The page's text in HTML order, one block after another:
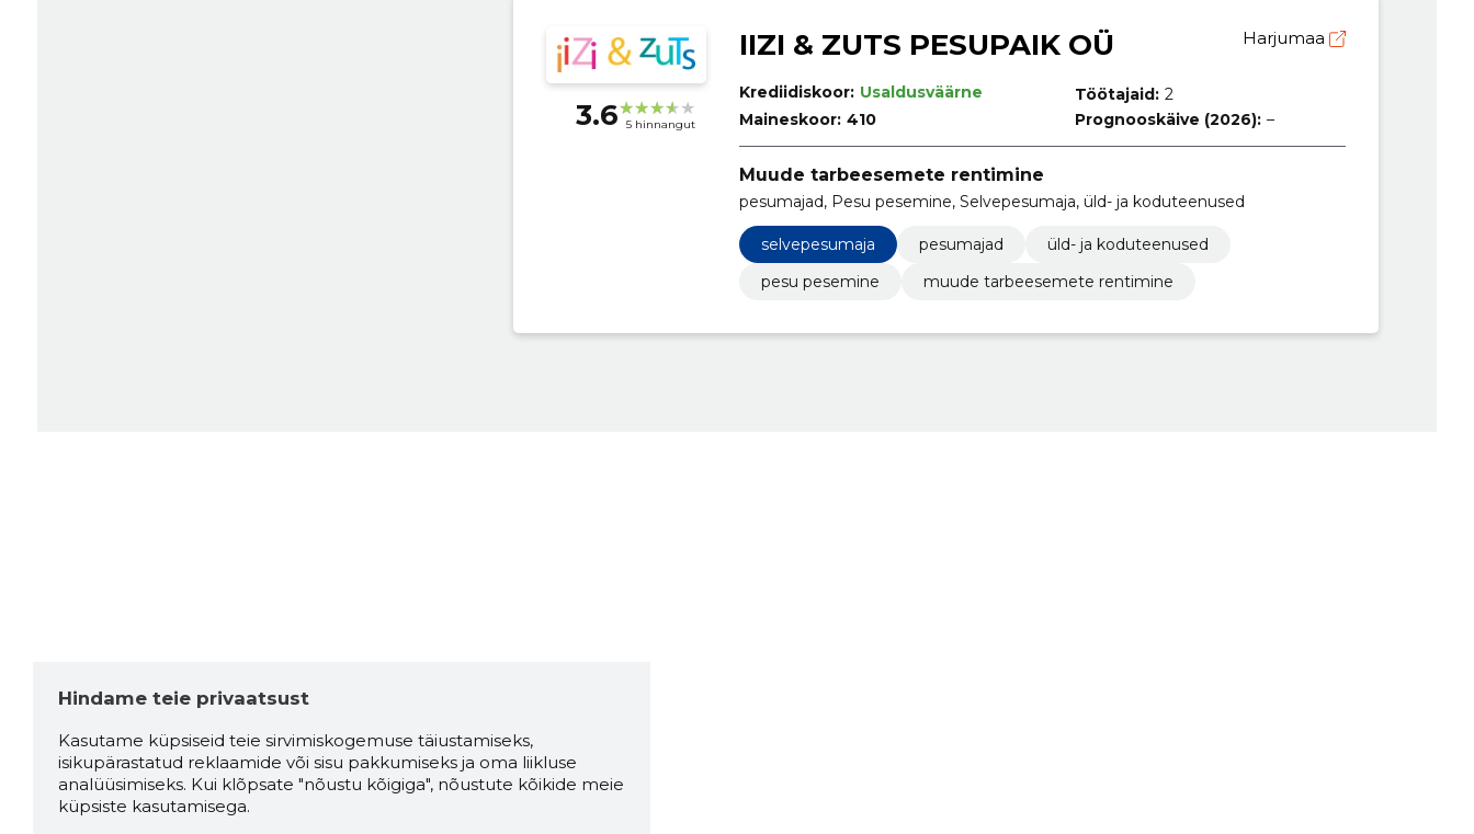
3.6 5 hinnangut
IIZI & ZUTS PESUPAIK OÜ Harjumaa
Krediidiskoor: Usaldusväärne
Maineskoor: 410
Töötajaid: 2
Prognooskäive (2026): –
Muude tarbeesemete rentimine
pesumajad, Pesu pesemine, Selvepesumaja, üld- ja koduteenused
selvepesumaja pesumajad
üld- ja koduteenused
pesu pesemine
muude tarbeesemete rentimine
Hindame teie privaatsust
Kasutame küpsiseid teie sirvimiskogemuse täiustamiseks,
isikupärastatud reklaamide või sisu pakkumiseks ja oma liikluse
analüüsimiseks. Kui klõpsate "nõustu kõigiga", nõustute kõikide meie
küpsiste kasutamisega.